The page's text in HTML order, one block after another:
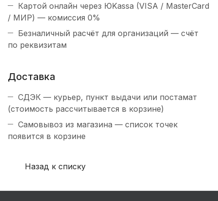
Картой онлайн через ЮKassa (VISA / MasterCard
/ МИР) — комиссия 0%
Безналичный расчёт для организаций — счёт
по реквизитам
Доставка
СДЭК — курьер, пункт выдачи или постамат
(стоимость рассчитывается в корзине)
Самовывоз из магазина — список точек
появится в корзине
Назад к списку